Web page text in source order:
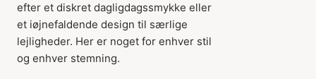
efter et diskret dagligdagssmykke eller
et iøjnefaldende design til særlige
lejligheder. Her er noget for enhver stil
og enhver stemning.